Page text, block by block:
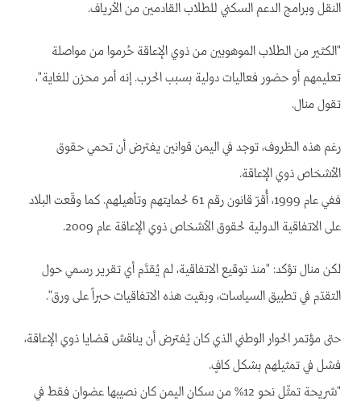
النقل وبرامج الدعم السكني للطلاب القادمين من الأرياف.
"الكثير من الطلاب الموهوبين من ذوي الإعاقة حُرموا من مواصلة
تعليمهم أو حضور فعاليات دولية بسبب الحرب. إنه أمر محزن للغاية"،
تقول منال.
رغم هذه الظروف، توجد في اليمن قوانين يفترض أن تحمي حقوق
الأشخاص ذوي الإعاقة.
ففي عام 1999، أُقرّ قانون رقم 61 لحمايتهم وتأهيلهم. كما وقّعت البلاد
على الاتفاقية الدولية لحقوق الأشخاص ذوي الإعاقة عام 2009.
لكن منال تؤكد: "منذ توقيع الاتفاقية، لم يُقدَّم أي تقرير رسمي حول
التقدّم في تطبيق السياسات، وبقيت هذه الاتفاقيات حبراً على ورق".
حتى مؤتمر الحوار الوطني الذي كان يُفترض أن يناقش قضايا ذوي الإعاقة،
فشل في تمثيلهم بشكل كافٍ.
"شريحة تمثّل نحو 12% من سكان اليمن كان نصيبها عضوان فقط في